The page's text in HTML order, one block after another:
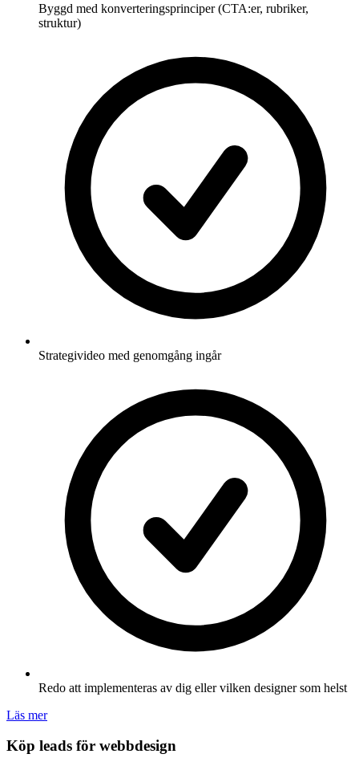
Byggd med konverteringsprinciper (CTA:er, rubriker,
struktur)
Strategivideo med genomgång ingår
Redo att implementeras av dig eller vilken designer som helst
Läs mer
Köp leads för webbdesign